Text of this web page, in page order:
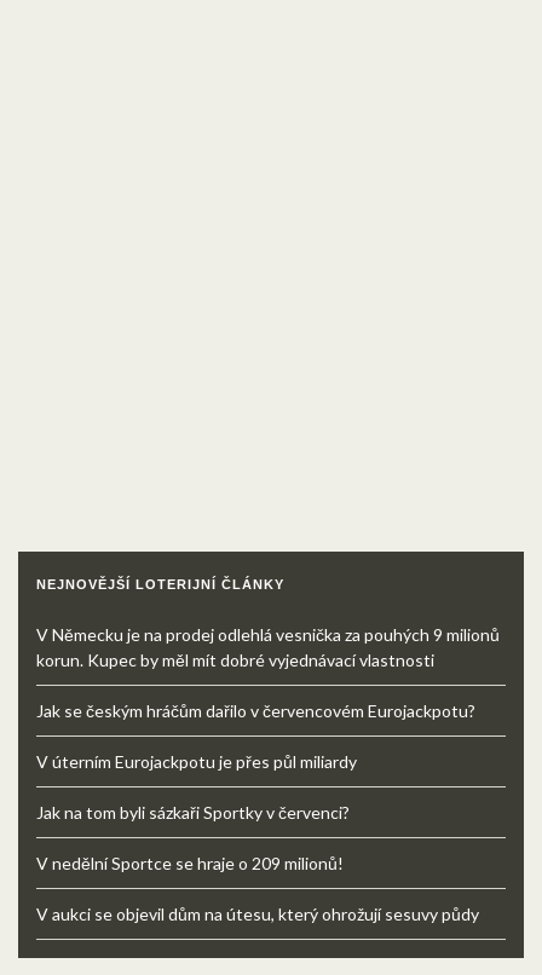
NEJNOVĚJŠÍ LOTERIJNÍ ČLÁNKY
V Německu je na prodej odlehlá vesnička za pouhých 9 milionů
korun. Kupec by měl mít dobré vyjednávací vlastnosti
Jak se českým hráčům dařilo v červencovém Eurojackpotu?
V úterním Eurojackpotu je přes půl miliardy
Jak na tom byli sázkaři Sportky v červenci?
V nedělní Sportce se hraje o 209 milionů!
V aukci se objevil dům na útesu, který ohrožují sesuvy půdy